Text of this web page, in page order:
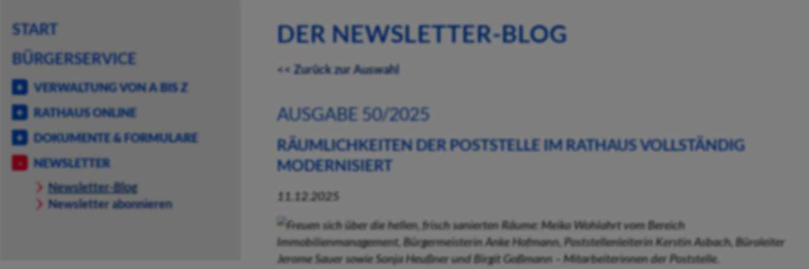
START
BÜRGERSERVICE
VERWALTUNG VON A BIS Z
RATHAUS ONLINE
DOKUMENTE & FORMULARE
NEWSLETTER
Newsletter-Blog
Newsletter abonnieren
DER NEWSLETTER-BLOG
<< Zurück zur Auswahl
AUSGABE 50/2025
RÄUMLICHKEITEN DER POSTSTELLE IM RATHAUS VOLLSTÄNDIG
MODERNISIERT
11.12.2025